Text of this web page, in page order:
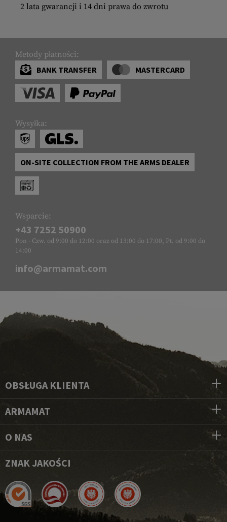
2 lata gwarancji i 14 dni prawa do zwrotu
Metody płatności:
BANK TRANSFER
MASTERCARD
Wysyłka:
ON-SITE COLLECTION FROM THE ARMS DEALER
Wsparcie:
+43 7252 50900
Pon - Czw. od 9:00 do 12:00 oraz od 13:00 do 17:00, Pt. od 9:00 do
14:00
info@armamat.com
OBSŁUGA KLIENTA
ARMAMAT
O NAS
ZNAK JAKOŚCI